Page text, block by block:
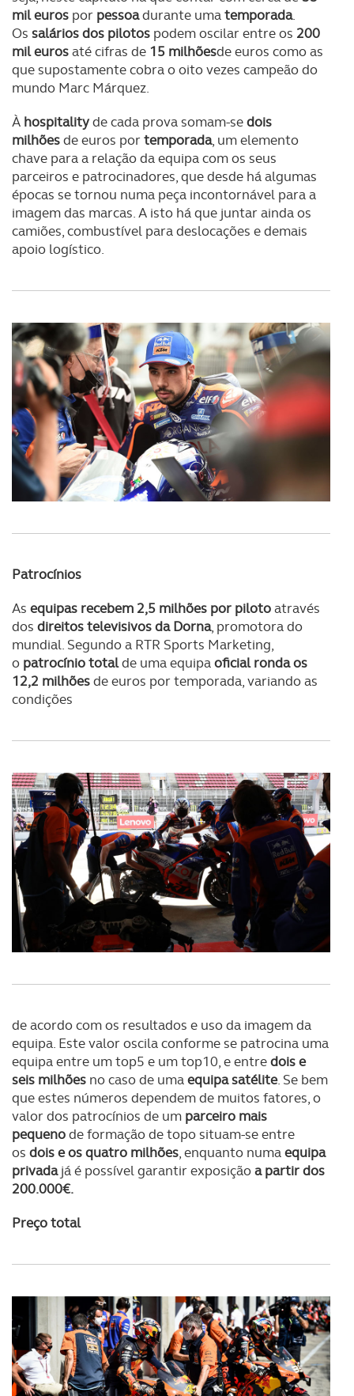
mil euros por pessoadurante umatemporada.
Os salários dos pilotos podem oscilar entre os 200
mil eurosaté cifras de 15 milhõesde euros como as
que supostamente cobra o oito vezes campeão do
mundo Marc Márquez.
À hospitalityde cada prova somam-sedois
milhõesde euros portemporada, um elemento
chave para a relação da equipa com os seus
parceiros e patrocinadores, que desde há algumas
épocas se tornou numa peça incontornável para a
imagem das marcas. A isto há que juntar ainda os
camiões, combustível para deslocações e demais
apoio logístico.
Patrocínios
As equipas recebem 2,5 milhões por pilotoatravés
dos direitos televisivos da Dorna, promotora do
mundial. Segundo a RTR Sports Marketing,
o patrocínio totalde uma equipaoficial ronda os
12,2 milhõesde euros por temporada, variando as
condições
de acordo com os resultados e uso da imagem da
equipa. Este valor oscila conforme se patrocina uma
equipa entre um top5 e um top10, e entredois e
seis milhões no caso de umaequipa satélite. Se bem
que estes números dependem de muitos fatores, o
valor dos patrocínios de um parceiro mais
pequenode formação de topo situam-se entre
os dois e os quatro milhões, enquanto numaequipa
privadajá é possível garantir exposiçãoa partir dos
200.000€.
Preço total